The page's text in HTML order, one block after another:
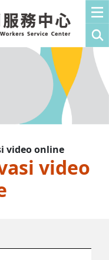
video online
video